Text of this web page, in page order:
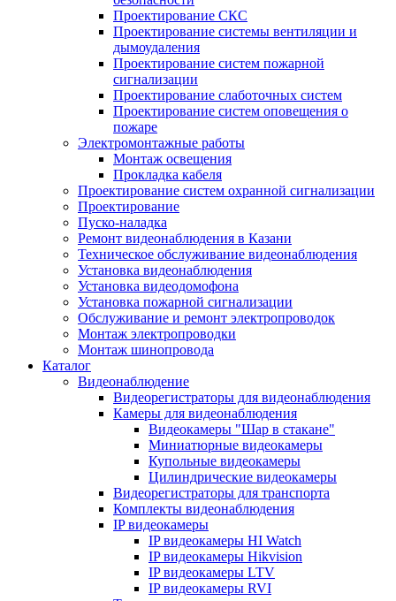
Проектирование СКС
Проектирование системы вентиляции и
дымоудаления
Проектирование систем пожарной
сигнализации
Проектирование слаботочных систем
Проектирование систем оповещения о
пожаре
Электромонтажные работы
Монтаж освещения
Прокладка кабеля
Проектирование систем охранной сигнализации
Проектирование
Пуско-наладка
Ремонт видеонаблюдения в Казани
Техническое обслуживание видеонаблюдения
Установка видеонаблюдения
Установка видеодомофона
Установка пожарной сигнализации
Обслуживание и ремонт электропроводок
Монтаж электропроводки
Монтаж шинопровода
Каталог
Видеонаблюдение
Видеорегистраторы для видеонаблюдения
Камеры для видеонаблюдения
Видеокамеры "Шар в стакане"
Миниатюрные видеокамеры
Купольные видеокамеры
Цилиндрические видеокамеры
Видеорегистраторы для транспорта
Комплекты видеонаблюдения
IP видеокамеры
IP видеокамеры HI Watch
IP видеокамеры Hikvision
IP видеокамеры LTV
IP видеокамеры RVI